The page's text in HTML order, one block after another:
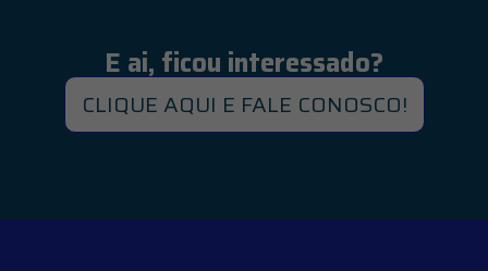
E ai, ficou interessado?
CLIQUE AQUI E FALE CONOSCO!